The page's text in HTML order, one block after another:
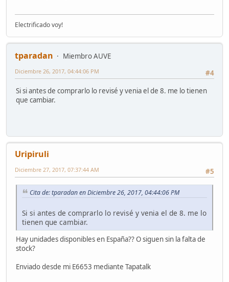
Electrificado voy!
tparadan
Miembro AUVE
#4
Diciembre 26, 2017, 04:44:06 PM
Si si antes de comprarlo lo revisé y venia el de 8. me lo tienen
que cambiar.
Uripiruli
#5
Diciembre 27, 2017, 07:37:44 AM
Cita de: tparadan en Diciembre 26, 2017, 04:44:06 PM
Si si antes de comprarlo lo revisé y venia el de 8. me lo
tienen que cambiar.
Hay unidades disponibles en España?? O siguen sin la falta de
stock?
Enviado desde mi E6653 mediante Tapatalk